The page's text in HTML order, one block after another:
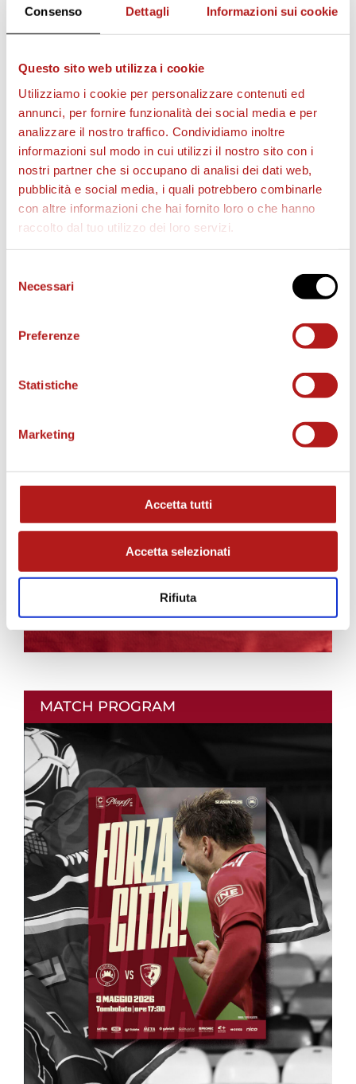
Consenso Dettagli Informazioni sui cookie
Questo sito web utilizza i cookie
Utilizziamo i cookie per personalizzare contenuti ed
annunci, per fornire funzionalità dei social media e per
analizzare il nostro traffico. Condividiamo inoltre
informazioni sul modo in cui utilizzi il nostro sito con i
nostri partner che si occupano di analisi dei dati web,
pubblicità e social media, i quali potrebbero combinarle
con altre informazioni che hai fornito loro o che hanno
raccolto dal tuo utilizzo dei loro servizi.
delNecessari
Preferenze
Statistiche
Marketing
Accetta tutti
Accetta selezionati
Rifiuta
BIGLIETTI
AS CITTADELLA STORE
MATCH PROGRAM